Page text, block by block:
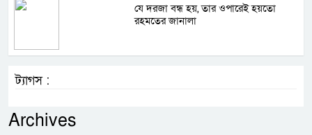
যে দরজা বন্ধ হয়, তার ওপারেই হয়তো
রহমতের জানালা
ট্যাগস :
Archives